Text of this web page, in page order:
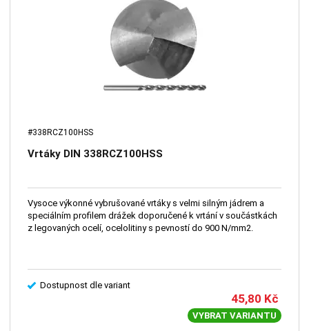
#338RCZ100HSS
Vrtáky DIN 338RCZ100HSS
Vysoce výkonné vybrušované vrtáky s velmi silným jádrem a
speciálním profilem drážek doporučené k vrtání v součástkách
z legovaných ocelí, ocelolitiny s pevností do 900 N/mm2.
Dostupnost dle variant
45,80 Kč
VYBRAT VARIANTU